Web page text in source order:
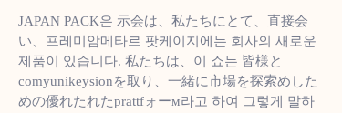
JAPAN PACK은 示会は、私たちにとて、直接会
い、프레미암메타르 팟케이지에는 회사의 새로운
제품이 있습니다. 私たちは、이 쇼는 皆様と
comyunikeysionを取り、一緒に市場を探索めした
めの優れたれたprattfォーм라고 하여 그렇게 말하